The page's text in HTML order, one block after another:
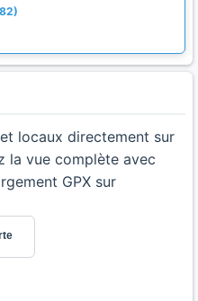
locaux directement sur
la vue complète avec
GPX sur